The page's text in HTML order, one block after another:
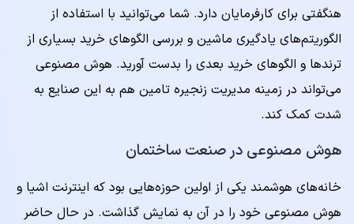
هنگفتی برای کارفرمایان دارد. شما می‌توانید با استفاده از
الگوریتم‌های یادگیری ماشین و بررسی الگو‌های خرید بسیاری از
ترندها و الگوهای خرید بعدی را بدست آورید. هوش مصنوعی
می‌تواند در زمینه مدیریت زنجیره تامین هم به این صنایع به
شدت کمک کند.
هوش مصنوعی در صنعت ساختمان
خانه‌های هوشمند یکی از اولین حوزه‌هایی بود که اینترنت اشیا و
هوش مصنوعی خود را در آن به نمایش گذاشت. در حال حاضر